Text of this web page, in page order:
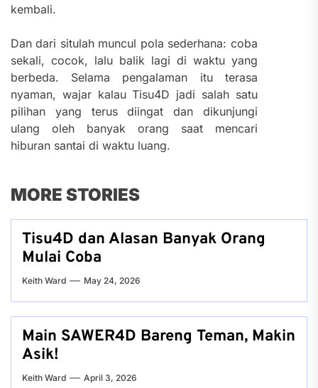
kembali.
Dan dari situlah muncul pola sederhana: coba
sekali, cocok, lalu balik lagi di waktu yang
berbeda. Selama pengalaman itu terasa
nyaman, wajar kalau Tisu4D jadi salah satu
pilihan yang terus diingat dan dikunjungi
ulang oleh banyak orang saat mencari
hiburan santai di waktu luang.
MORE STORIES
Tisu4D dan Alasan Banyak Orang
Mulai Coba
Keith Ward May 24, 2026
Main SAWER4D Bareng Teman, Makin
Asik!
Keith Ward April 3, 2026